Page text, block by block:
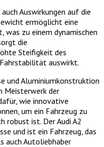
Auswirkungen auf die
ermöglicht eine
was zu einem dynamischen
die
Steifigkeit des
auswirkt.
und Aluminiumkonstruktion
Meisterwerk der
wie innovative
um ein Fahrzeug zu
robust ist. Der Audi A2
und ist ein Fahrzeug, das
auch Autoliebhaber